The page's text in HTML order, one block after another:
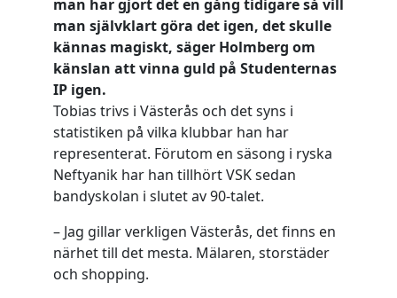
man har gjort det en gång tidigare så vill
man självklart göra det igen, det skulle
kännas magiskt, säger Holmberg om
känslan att vinna guld på Studenternas
IP igen.
Tobias trivs i Västerås och det syns i
statistiken på vilka klubbar han har
representerat. Förutom en säsong i ryska
Neftyanik har han tillhört VSK sedan
bandyskolan i slutet av 90-talet.
– Jag gillar verkligen Västerås, det finns en
närhet till det mesta. Mälaren, storstäder
och shopping.